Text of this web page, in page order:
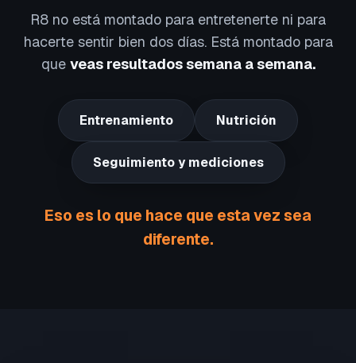
R8 no está montado para entretenerte ni para
hacerte sentir bien dos días. Está montado para
que veas resultados semana a semana.
Entrenamiento Nutrición
Seguimiento y mediciones
Eso es lo que hace que esta vez sea
diferente.